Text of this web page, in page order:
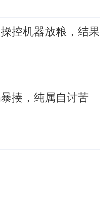
控机器放粮，结果
揍，纯属自讨苦